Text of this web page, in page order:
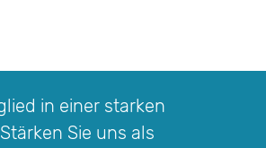
in einer starken
Sie uns als